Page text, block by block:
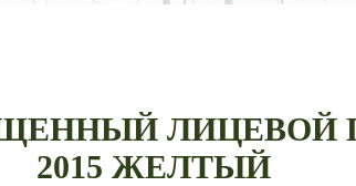
ЛИЦЕВОЙ
2015 ЖЕЛТЫЙ